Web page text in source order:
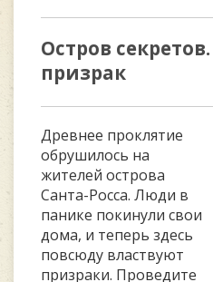
Остров
призрак
Древнее проклятие
обрушилось на
жителей острова
Санта-Росса. Люди в
панике покинули свои
дома, и теперь здесь
повсюду властвуют
призраки. Проведите